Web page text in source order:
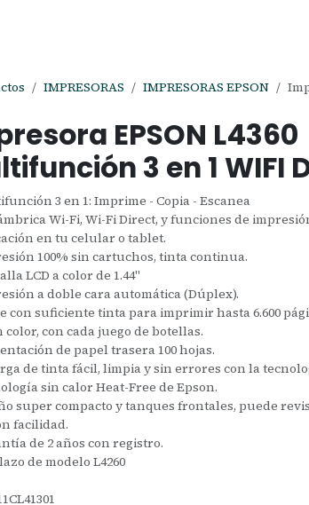
IMPRESORAS IMPRESORAS EPSON
EPSON L4360
3 en 1 WIFI
3 en 1: Imprime - Copia - Escanea
Wi-Fi, Wi-Fi Direct, y funciones de
en tu celular o tablet.
100% sin cartuchos, tinta continua.
LCD a color de 1.44"
a doble cara automática (Dúplex).
con suficiente tinta para imprimir hasta 6.600
color, con cada juego de botellas.
de papel trasera 100 hojas.
de tinta fácil, limpia y sin errores con la
sin calor Heat-Free de Epson.
super compacto y tanques frontales, puede
facilidad.
de 2 años con registro.
de modelo L4260